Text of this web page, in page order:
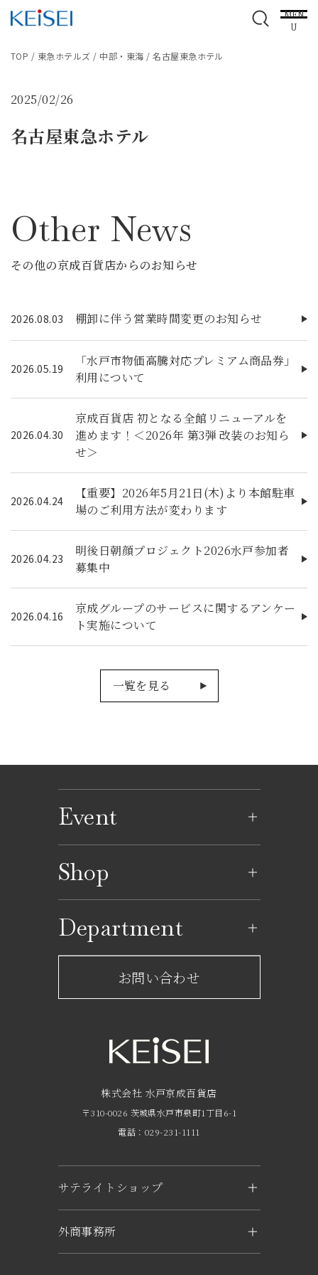
MEN
U
TOP / 東急ホテルズ / 中部・東海 /名古屋東急ホテル
2025/02/26
名古屋東急ホテル
Other News
その他の京成百貨店からのお知らせ
2026.08.03 棚卸に伴う営業時間変更のお知らせ
2026.05.19
「水戸市物価高騰対応プレミアム商品券」
利用について
2026.04.30
京成百貨店 初となる全館リニューアルを
進めます！＜2026年 第3弾 改装のお知ら
せ＞
2026.04.24
【重要】2026年5月21日(木)より本館駐車
場のご利用方法が変わります
2026.04.23
明後日朝顔プロジェクト2026水戸参加者
募集中
2026.04.16
京成グループのサービスに関するアンケー
ト実施について
一覧を見る
Event
イベントカレンダー
Shop
レストラン一覧
ショップからのお知らせ
フロアガイド
Department
サービスのご案内
京成友の会
京成ポイントカードについて
企業概要
求人情報
お問い合わせ
株式会社 水戸京成百貨店
〒310-0026 茨城県水戸市泉町1丁目6-1
電話：029-231-1111
サテライトショップ
KEiSEI ＆ owl（つくば）
外商事務所